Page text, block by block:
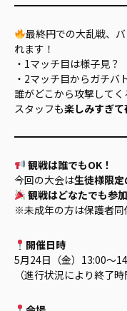
最終円での大乱戦、
れます！
・1マッチ目は様子見？
・2マッチ目からガチバ
誰がどこから攻撃して
スタッフも楽しみすぎて
観戦は誰でもOK！
今回の大会は生徒様限
観戦はどなたでも参
※未成年の方は保護者同
開催日時
5月24日（金）13:00～
（進行状況により終了